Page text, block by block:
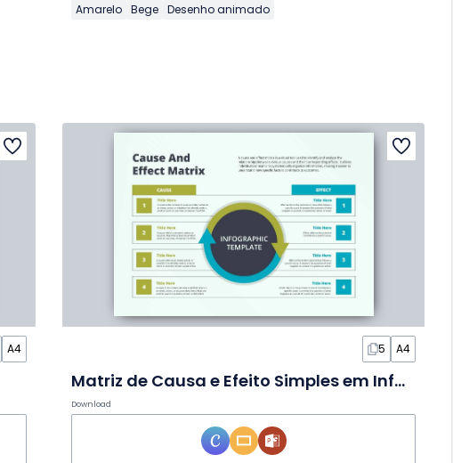
Amarelo Bege Desenho animado
A4 5 A4
Matriz de Causa e Efeito Simples em Infográfico
Download